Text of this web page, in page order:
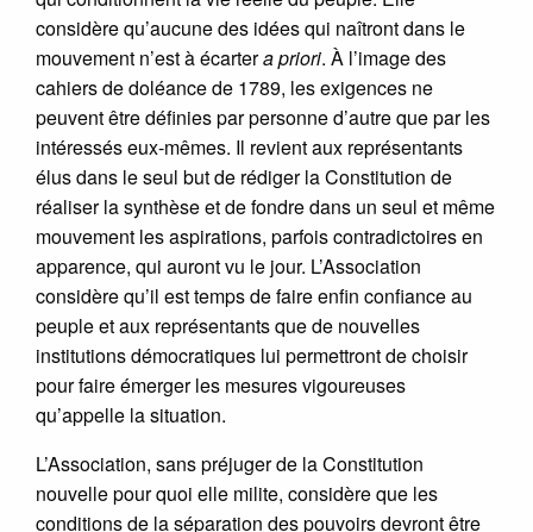
considère qu’aucune des idées qui naîtront dans le
mouvement n’est à écartera priori. À l’image des
cahiers de doléance de 1789, les exigences ne
peuvent être définies par personne d’autre que par les
intéressés eux-mêmes. Il revient aux représentants
élus dans le seul but de rédiger la Constitution de
réaliser la synthèse et de fondre dans un seul et même
mouvement les aspirations, parfois contradictoires en
apparence, qui auront vu le jour. L’Association
considère qu’il est temps de faire enfin confiance au
peuple et aux représentants que de nouvelles
institutions démocratiques lui permettront de choisir
pour faire émerger les mesures vigoureuses
qu’appelle la situation.
L’Association, sans préjuger de la Constitution
nouvelle pour quoi elle milite, considère que les
conditions de la séparation des pouvoirs devront être